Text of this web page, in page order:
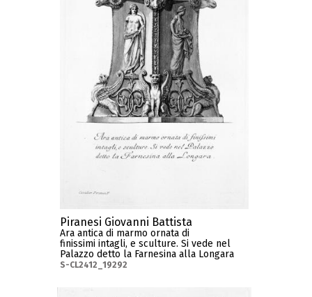
Piranesi Giovanni Battista
Ara antica di marmo ornata di
finissimi intagli, e sculture. Si vede nel
Palazzo detto la Farnesina alla Longara
S-CL2412_19292